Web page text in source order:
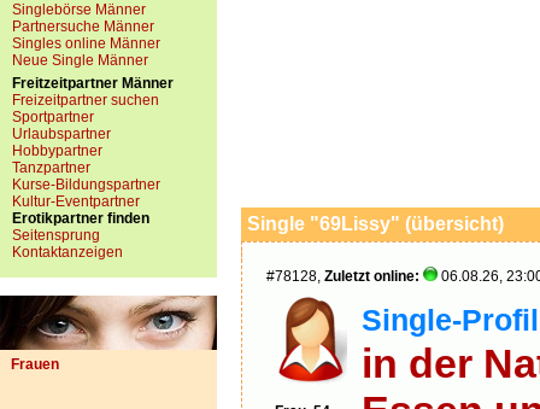
Singlebörse Männer
Partnersuche Männer
Singles online Männer
Neue Single Männer
Freitzeitpartner Männer
Freizeitpartner suchen
Sportpartner
Urlaubspartner
Hobbypartner
Tanzpartner
Kurse-Bildungspartner
Kultur-Eventpartner
Erotikpartner finden
Seitensprung
Kontaktanzeigen
Frauen
Single "69Lissy" (übersicht)
#78128, Zuletzt online: 06.08.26,
Single-
in der